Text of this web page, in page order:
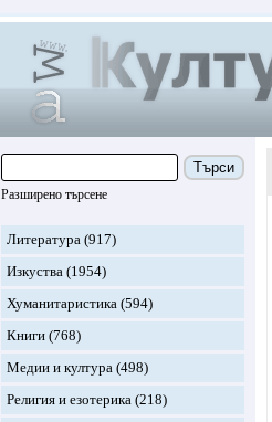
Търси
Разширено търсене
Литература (917)
Изкуства (1954)
Хуманитаристика (594)
Книги (768)
Медии и култура (498)
Религия и езотерика (218)